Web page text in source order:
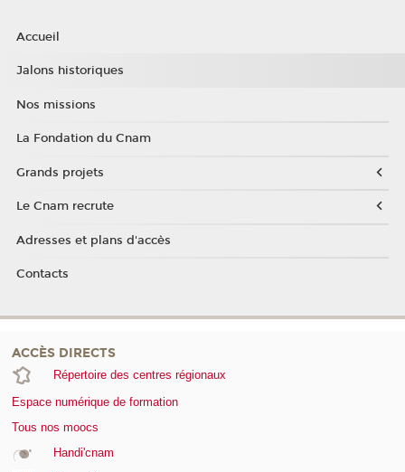
Accueil
Jalons historiques
Nos missions
La Fondation du Cnam
Grands projets
Le Cnam recrute
Adresses et plans d'accès
Contacts
ACCÈS DIRECTS
Répertoire des centres régionaux
Espace numérique de formation
Tous nos moocs
Handi'cnam